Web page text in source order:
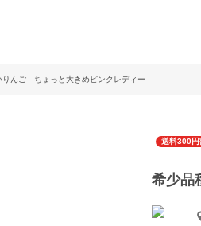
りんご ちょっと大きめピンクレディー
送料300円
希少品